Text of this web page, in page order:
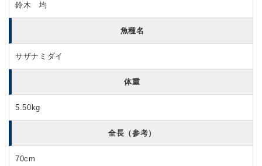
鈴木 均
魚種名
サザナミダイ
体重
5.50kg
全長（参考）
70cm